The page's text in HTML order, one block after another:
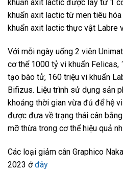
khuẩn axit lactic được lấy từ 1
khuẩn axit lactic từ men tiêu
khuẩn axit lactic thực vật Labre
Với mỗi ngày uống 2 viên
cơ thể 1000 tỷ vi khuẩn Felicas,
tạo bào tử, 160 triệu vi khuẩn
Bifizus. Liệu trình sử dụng sản
khoảng thời gian vừa đủ để hệ
được đưa về trạng thái cân
mỡ thừa trong cơ thể hiệu quả
Các loại giảm cân Graphico
2023 ởđây